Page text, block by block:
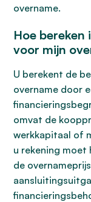
overname.
Hoe
voor mijn
U berekent de
overname door
omvat de
werkkapitaal of
u rekening moet
de